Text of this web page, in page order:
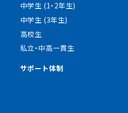
中学生 (1・2年生)
中学生 (3年生)
高校生
私立・中高一貫生
サポート体制